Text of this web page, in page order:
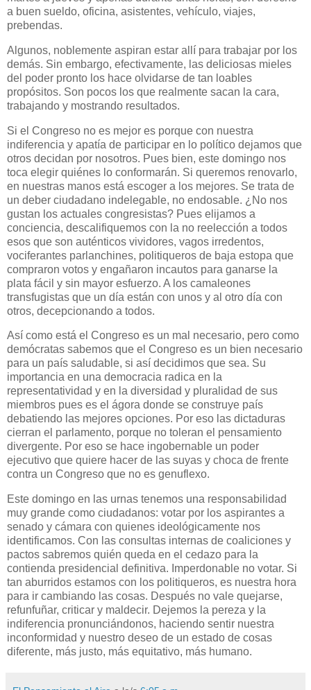
a buen sueldo, oficina, asistentes, vehículo, viajes,
prebendas.
Algunos, noblemente aspiran estar allí para trabajar por los
demás. Sin embargo, efectivamente, las deliciosas mieles
del poder pronto los hace olvidarse de tan loables
propósitos. Son pocos los que realmente sacan la cara,
trabajando y mostrando resultados.
Si el Congreso no es mejor es porque con nuestra
indiferencia y apatía de participar en lo político dejamos que
otros decidan por nosotros. Pues bien, este domingo nos
toca elegir quiénes lo conformarán. Si queremos renovarlo,
en nuestras manos está escoger a los mejores. Se trata de
un deber ciudadano indelegable, no endosable. ¿No nos
gustan los actuales congresistas? Pues elijamos a
conciencia, descalifiquemos con la no reelección a todos
esos que son auténticos vividores, vagos irredentos,
vociferantes parlanchines, politiqueros de baja estopa que
compraron votos y engañaron incautos para ganarse la
plata fácil y sin mayor esfuerzo. A los camaleones
transfugistas que un día están con unos y al otro día con
otros, decepcionando a todos.
Así como está el Congreso es un mal necesario, pero como
demócratas sabemos que el Congreso es un bien necesario
para un país saludable, si así decidimos que sea. Su
importancia en una democracia radica en la
representatividad y en la diversidad y pluralidad de sus
miembros pues es el ágora donde se construye país
debatiendo las mejores opciones. Por eso las dictaduras
cierran el parlamento, porque no toleran el pensamiento
divergente. Por eso se hace ingobernable un poder
ejecutivo que quiere hacer de las suyas y choca de frente
contra un Congreso que no es genuflexo.
Este domingo en las urnas tenemos una responsabilidad
muy grande como ciudadanos: votar por los aspirantes a
senado y cámara con quienes ideológicamente nos
identificamos. Con las consultas internas de coaliciones y
pactos sabremos quién queda en el cedazo para la
contienda presidencial definitiva. Imperdonable no votar. Si
tan aburridos estamos con los politiqueros, es nuestra hora
para ir cambiando las cosas. Después no vale quejarse,
refunfuñar, criticar y maldecir. Dejemos la pereza y la
indiferencia pronunciándonos, haciendo sentir nuestra
inconformidad y nuestro deseo de un estado de cosas
diferente, más justo, más equitativo, más humano.